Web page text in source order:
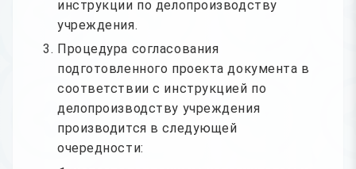
инструкции по делопроизводству
учреждения.
Процедура согласования
подготовленного проекта документа в
соответствии с инструкцией по
делопроизводству учреждения
производится в следующей
очередности: